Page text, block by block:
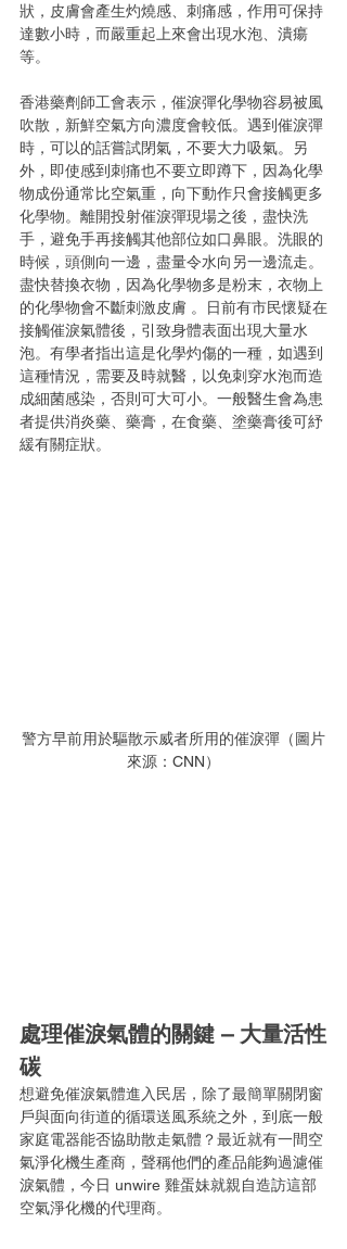
狀，皮膚會產生灼燒感、刺痛感，作用可保持
達數小時，而嚴重起上來會出現水泡、潰瘍
等。
香港藥劑師工會表示，催淚彈化學物容易被風
吹散，新鮮空氣方向濃度會較低。遇到催淚彈
時，可以的話嘗試閉氣，不要大力吸氣。另
外，即使感到刺痛也不要立即蹲下，因為化學
物成份通常比空氣重，向下動作只會接觸更多
化學物。離開投射催淚彈現場之後，盡快洗
手，避免手再接觸其他部位如口鼻眼。洗眼的
時候，頭側向一邊，盡量令水向另一邊流走。
盡快替換衣物，因為化學物多是粉末，衣物上
的化學物會不斷刺激皮膚 。日前有市民懷疑在
接觸催淚氣體後，引致身體表面出現大量水
泡。有學者指出這是化學灼傷的一種，如遇到
這種情況，需要及時就醫，以免刺穿水泡而造
成細菌感染，否則可大可小。一般醫生會為患
者提供消炎藥、藥膏，在食藥、塗藥膏後可紓
緩有關症狀。
警方早前用於驅散示威者所用的催淚彈（圖片
來源：CNN）
處理催淚氣體的關鍵 – 大量活性
碳
想避免催淚氣體進入民居，除了最簡單關閉窗
戶與面向街道的循環送風系統之外，到底一般
家庭電器能否協助散走氣體？最近就有一間空
氣淨化機生產商，聲稱他們的產品能夠過濾催
淚氣體，今日 unwire 雞蛋妹就親自造訪這部
空氣淨化機的代理商。